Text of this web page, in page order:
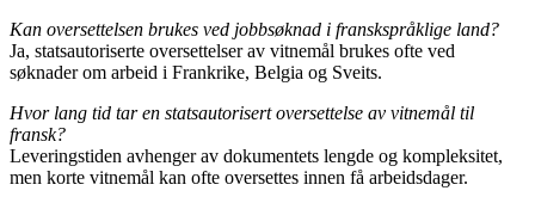
Kan oversettelsen brukes ved jobbsøknad i franskspråklige land?
Ja, statsautoriserte oversettelser av vitnemål brukes ofte ved
søknader om arbeid i Frankrike, Belgia og Sveits.
Hvor lang tid tar en statsautorisert oversettelse av vitnemål til
fransk?
Leveringstiden avhenger av dokumentets lengde og kompleksitet,
men korte vitnemål kan ofte oversettes innen få arbeidsdager.